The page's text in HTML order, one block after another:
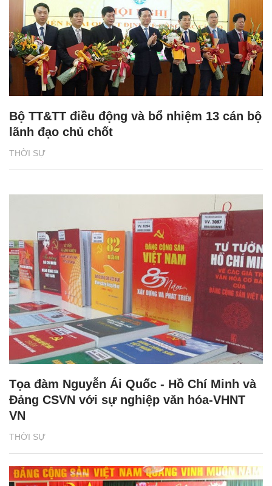
THỜI SỰ
Bộ TT&TT điều động và bổ nhiệm 13 cán bộ
lãnh đạo chủ chốt
THỜI SỰ
Tọa đàm Nguyễn Ái Quốc - Hồ Chí Minh và
Đảng CSVN với sự nghiệp văn hóa-VHNT
VN